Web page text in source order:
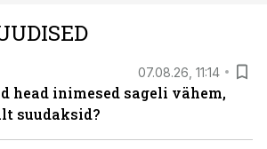
07.08.26, 11:14
head inimesed sageli vähem,
suudaksid?